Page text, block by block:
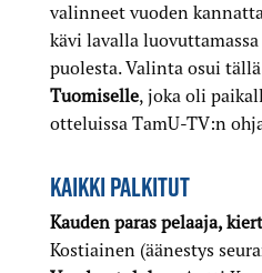
valinneet vuoden
kävi lavalla
puolesta. Valinta osui
Tuomiselle, joka oli
otteluissa TamU-TV:n
KAIKKI PALKITUT
Kauden paras pelaaja,
Kostiainen (äänestys